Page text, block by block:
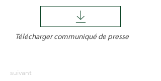
Télécharger communiqué de presse
suivant